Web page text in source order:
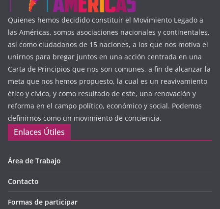
Quienes hemos decidido constituir el Movimiento Legado a
las Américas, somos asociaciones nacionales y continentales,
así como ciudadanos de 15 naciones, a los que nos motiva el
unirnos para bregar juntos en una acción centrada en una
Carta de Principios que nos son comunes, a fin de alcanzar la
meta que nos hemos propuesto, la cual es un reavivamiento
ético y cívico, y como resultado de este, una renovación y
reforma en el campo político, económico y social. Podemos
definirnos como un movimiento de conciencia.
Enlaces Útiles
Área de Trabajo
Contacto
Formas de participar